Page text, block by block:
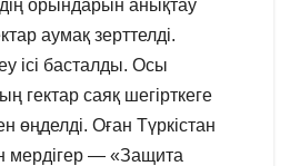
орындарын анықтау
аумақ зерттелді.
ісі басталды. Осы
гектар саяқ шегірткеге
өңделді. Оған Түркістан
мердігер — «Защита